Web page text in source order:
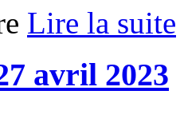
Lire la suite
avril 2023